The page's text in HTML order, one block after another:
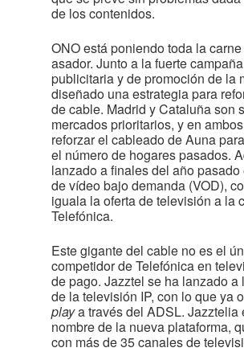
de los contenidos.
ONO está poniendo toda la
asador. Junto a la fuerte campaña
publicitaria y de promoción de la
diseñado una estrategia para
de cable. Madrid y Cataluña son
mercados prioritarios, y en
reforzar el cableado de Auna
el número de hogares pasados.
lanzado a finales del año
de vídeo bajo demanda (VOD),
iguala la oferta de televisión a la
Telefónica.
Este gigante del cable no es el
competidor de Telefónica en
de pago. Jazztel se ha lanzado a
de la televisión IP, con lo que ya
playa través del ADSL. Jazztelia
nombre de la nueva plataforma,
con más de 35 canales de